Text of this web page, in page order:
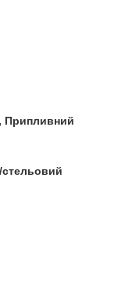
Припливний
стельовий